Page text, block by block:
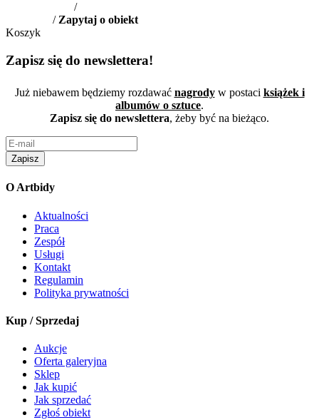
/
/ Zapytaj o obiekt
Koszyk
Zapisz się do newslettera!
Już niebawem będziemy rozdawać nagrodyw postaci książek i
albumów o sztuce.
Zapisz się do newslettera, żeby być na bieżąco.
Zapisz
O Artbidy
Aktualności
Praca
Zespół
Usługi
Kontakt
Regulamin
Polityka prywatności
Kup / Sprzedaj
Aukcje
Oferta galeryjna
Sklep
Jak kupić
Jak sprzedać
Zgłoś obiekt